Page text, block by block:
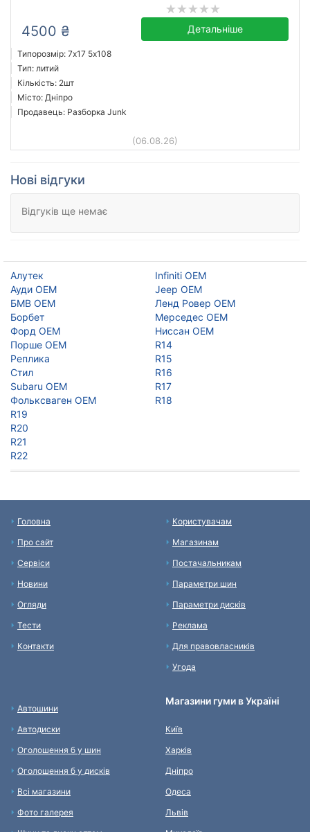
4500 ₴ Детальніше
Типорозмір: 7x17 5х108
Тип: литий
Кількість: 2шт
Місто: Дніпро
Продавець: Разборка Junk
(06.08.26)
Нові відгуки
Відгуків ще немає
Алутек
Ауди ОЕМ
БМВ ОЕМ
Борбет
Форд ОЕМ
Infiniti OEM
Jeep OEM
Ленд Ровер ОЕМ
Мерседес ОЕМ
Ниссан ОЕМ
Порше ОЕМ
Реплика
Стил
Subaru OEM
Фольксваген ОЕМ
R14
R15
R16
R17
R18
R19
R20
R21
R22
Головна
Про сайт
Сервіси
Новини
Огляди
Тести
Контакти
Користувачам
Магазинам
Постачальникам
Параметри шин
Параметри дисків
Реклама
Для правовласників
Угода
Автошини
Автодиски
Оголошення б у шин
Оголошення б у дисків
Всі магазини
Фото галерея
Магазини гуми в Україні
Київ
Харків
Дніпро
Одеса
Львів